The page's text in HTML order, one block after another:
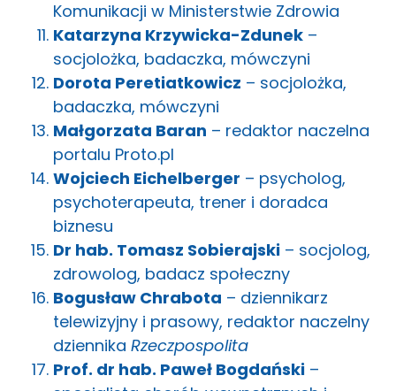
Komunikacji w Ministerstwie Zdrowia
Katarzyna Krzywicka-Zdunek –
socjolożka, badaczka, mówczyni
Dorota Peretiatkowicz – socjolożka,
badaczka, mówczyni
Małgorzata Baran – redaktor naczelna
portalu Proto.pl
Wojciech Eichelberger – psycholog,
psychoterapeuta, trener i doradca
biznesu
Dr hab. Tomasz Sobierajski – socjolog,
zdrowolog, badacz społeczny
Bogusław Chrabota – dziennikarz
telewizyjny i prasowy, redaktor naczelny
dziennika Rzeczpospolita
Prof. dr hab. Paweł Bogdański –